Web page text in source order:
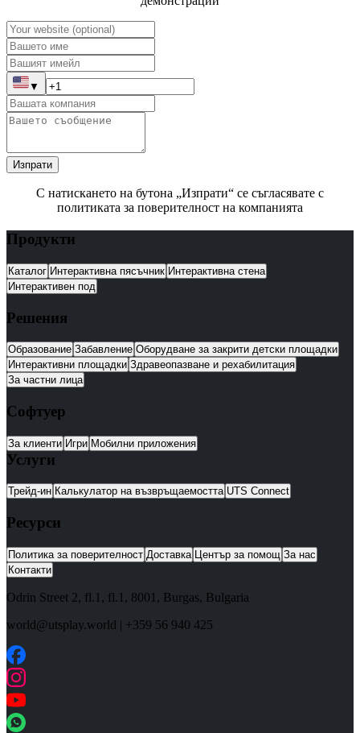
▼
Изпрати
С натискането на бутона „Изпрати“ се съгласявате с
политиката за поверителност на компанията
Продукти
Каталог Интерактивна пясъчник Интерактивна стена
Интерактивен под
Решения
Образование Забавление Оборудване за закрити детски площадки
Интерактивни площадки Здравеопазване и рехабилитация
За частни лица
Софтуер
За клиенти Игри Мобилни приложения
Услуги
Трейд-ин Калькулатор на възвръщаемостта UTS Connect
Ресурси
Политика за поверителност Доставка Център за помощ За нас
Контакти
Odrin Street 2, fl.1 , fl.1, 8001 , Burgas, Bulgaria
world@utsplay.world | +359 56 940 425